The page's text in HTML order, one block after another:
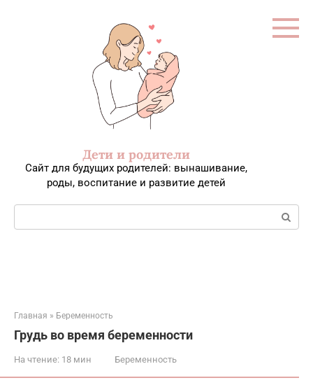
Дети и родители
Сайт для будущих родителей: вынашивание,
роды, воспитание и развитие детей
Поиск:
Главная » Беременность
Грудь во время беременности
На чтение: 18 мин Беременность